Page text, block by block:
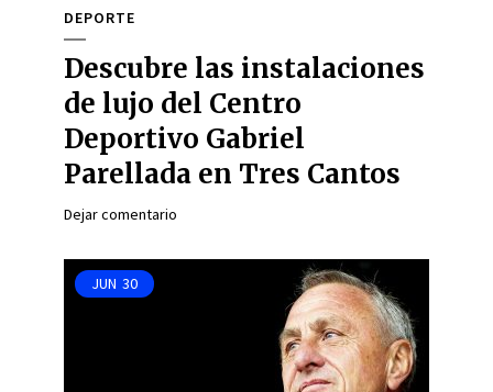
DEPORTE
Descubre las instalaciones
de lujo del Centro
Deportivo Gabriel
Parellada en Tres Cantos
Dejar comentario
JUN 30